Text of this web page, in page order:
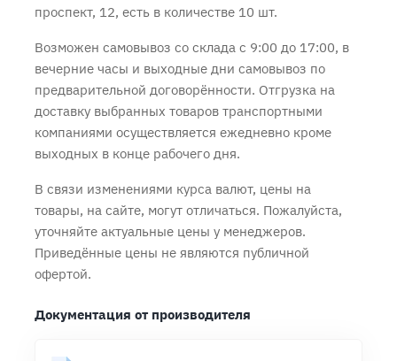
проспект, 12, есть в количестве 10 шт.
Возможен самовывоз со склада с 9:00 до 17:00, в
вечерние часы и выходные дни самовывоз по
предварительной договорённости. Отгрузка на
доставку выбранных товаров транспортными
компаниями осуществляется ежедневно кроме
выходных в конце рабочего дня.
В связи изменениями курса валют, цены на
товары, на сайте, могут отличаться. Пожалуйста,
уточняйте актуальные цены у менеджеров.
Приведённые цены не являются публичной
офертой.
Документация от производителя